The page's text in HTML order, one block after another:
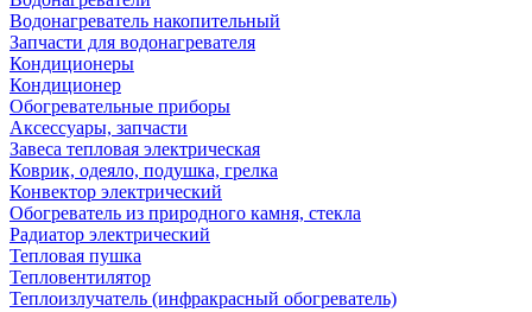
Водонагреватель накопительный
Запчасти для водонагревателя
Кондиционеры
Кондиционер
Обогревательные приборы
Аксессуары, запчасти
Завеса тепловая электрическая
Коврик, одеяло, подушка, грелка
Конвектор электрический
Обогреватель из природного камня, стекла
Радиатор электрический
Тепловая пушка
Тепловентилятор
Теплоизлучатель (инфракрасный обогреватель)